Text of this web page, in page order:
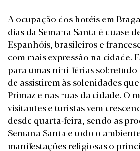
A ocupação dos hotéis em
dias da Semana Santa é quase
Espanhóis, brasileiros e
com mais expressão na cidade.
para umas nini-férias
de assistirem às solenidades
Primaz e nas ruas da cidade. O
visitantes e turistas vem
desde quarta-feira, sendo as
Semana Santa e todo o
manifestações religiosas o